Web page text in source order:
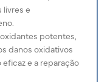
livres e
potentes,
danos oxidativos
e a reparação